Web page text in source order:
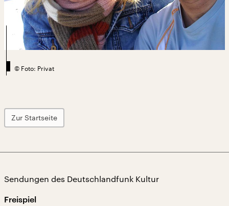
© Foto: Privat
Zur Startseite
Sendungen des Deutschlandfunk Kultur
Freispiel